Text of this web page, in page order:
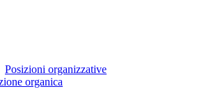
Posizioni organizzative
organica